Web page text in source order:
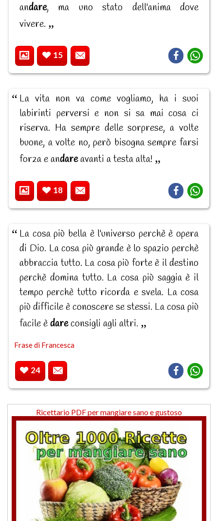
andare, ma uno stato dell'anima dove
vivere.
15
La vita non va come vogliamo, ha i suoi
labirinti perversi e non si sa mai cosa ci
riserva. Ha sempre delle sorprese, a volte
buone, a volte no, però bisogna sempre farsi
forza e andareavanti a testa alta!
18
La cosa più bella è l'universo perchè è opera
di Dio. La cosa più grande è lo spazio perchè
abbraccia tutto. La cosa più forte è il destino
perchè domina tutto. La cosa più saggia è il
tempo perchè tutto ricorda e svela. La cosa
più difficile è conoscere se stessi. La cosa più
facile èdareconsigli agli altri.
Frase di Francesca
24
Ricettario PDF per mangiare sano e gustoso